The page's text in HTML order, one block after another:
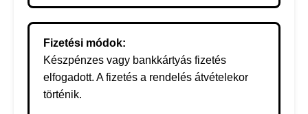
Fizetési módok:
Készpénzes vagy bankkártyás fizetés
elfogadott. A fizetés a rendelés átvételekor
történik.